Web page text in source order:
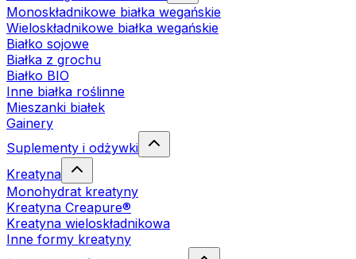
Monoskładnikowe białka wegańskie
Wieloskładnikowe białka wegańskie
Białko sojowe
Białka z grochu
Białko BIO
Inne białka roślinne
Mieszanki białek
Gainery
Suplementy i odżywki
Kreatyna
Monohydrat kreatyny
Kreatyna Creapure®
Kreatyna wieloskładnikowa
Inne formy kreatyny